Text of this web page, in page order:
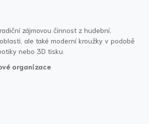
zájmovou činnost z hudební,
ale také moderní kroužky v podobě
nebo 3D tisku.
organizace